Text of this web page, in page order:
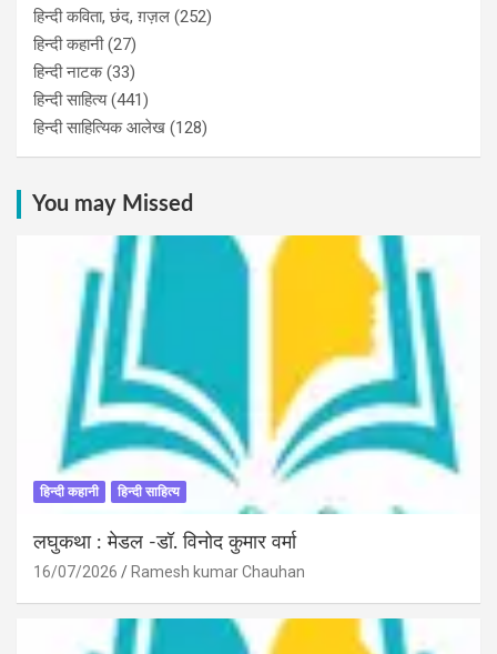
हिन्दी कविता, छंद, ग़ज़ल (252)
हिन्दी कहानी(27)
हिन्‍दी नाटक(33)
हिन्दी साहित्य(441)
हिन्दी साहित्यिक आलेख (128)
You may Missed
हिन्दी कहानी हिन्दी साहित्य
लघुकथा : मेडल -डॉ. विनोद कुमार वर्मा
16/07/2026 Ramesh kumar Chauhan